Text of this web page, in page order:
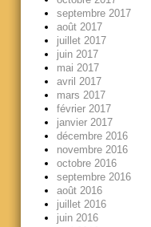
septembre 2017
août 2017
juillet 2017
juin 2017
mai 2017
avril 2017
mars 2017
février 2017
janvier 2017
décembre 2016
novembre 2016
octobre 2016
septembre 2016
août 2016
juillet 2016
juin 2016